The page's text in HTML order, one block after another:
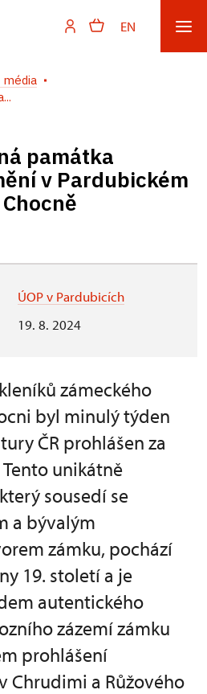
EN
média
památka
v Pardubickém
ÚOP v Pardubicích
19. 8. 2024
zámeckého
byl minulý týden
ČR prohlášen za
unikátně
sousedí se
a bývalým
zámku, pochází
19. století a je
autentického
zázemí zámku
prohlášení
Chrudimi a Růžového